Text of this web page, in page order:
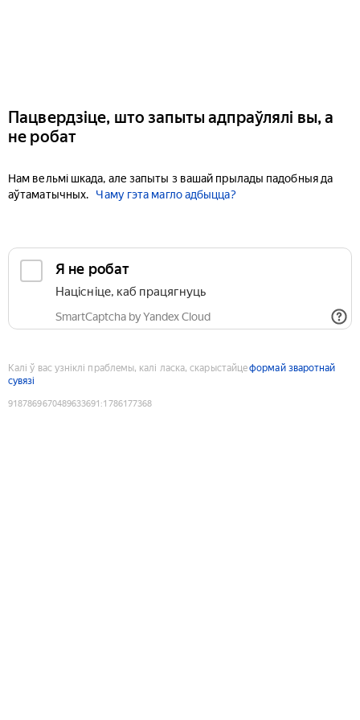
Пацвердзіце, што запыты адпраўлялі вы, а
не робат
Нам вельмі шкада, але запыты з вашай прылады падобныя да
аўтаматычных.
Чаму гэта магло адбыцца?
Я не робат
Націсніце, каб працягнуць
SmartCaptcha by Yandex Cloud
Калі ў вас узніклі праблемы, калі ласка, скарыстайцеформай зваротнай
сувязі
9187869670489633691 :1786177368